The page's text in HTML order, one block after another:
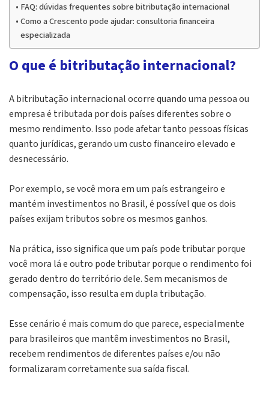
FAQ: dúvidas frequentes sobre bitributação internacional
Como a Crescento pode ajudar: consultoria financeira
especializada
O que é bitributação internacional?
A bitributação internacional ocorre quando uma pessoa ou
empresa é tributada por dois países diferentes sobre o
mesmo rendimento. Isso pode afetar tanto pessoas físicas
quanto jurídicas, gerando um custo financeiro elevado e
desnecessário.
Por exemplo, se você mora em um país estrangeiro e
mantém investimentos no Brasil, é possível que os dois
países exijam tributos sobre os mesmos ganhos.
Na prática, isso significa que um país pode tributar porque
você mora lá e outro pode tributar porque o rendimento foi
gerado dentro do território dele. Sem mecanismos de
compensação, isso resulta em dupla tributação.
Esse cenário é mais comum do que parece, especialmente
para brasileiros que mantêm investimentos no Brasil,
recebem rendimentos de diferentes países e/ou não
formalizaram corretamente sua saída fiscal.